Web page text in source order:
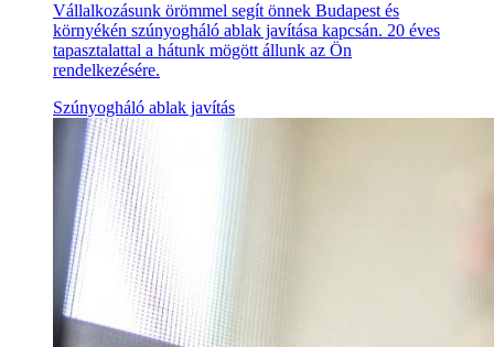
Vállalkozásunk örömmel segít önnek Budapest és
környékén szúnyogháló ablak javítása kapcsán. 20 éves
tapasztalattal a hátunk mögött állunk az Ön
rendelkezésére.
Szúnyogháló ablak javítás